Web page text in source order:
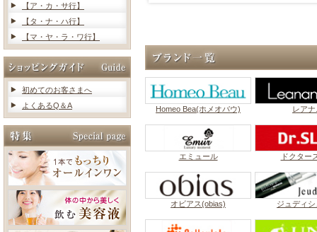
【ア・カ・サ行】
【タ・ナ・ハ行】
【マ・ヤ・ラ・ワ行】
初めてのお客さまへ
よくあるQ＆A
Homeo Bea(ホメオバウ) レアナ
エミュール ドクター
オビアス(obias) ジュディ